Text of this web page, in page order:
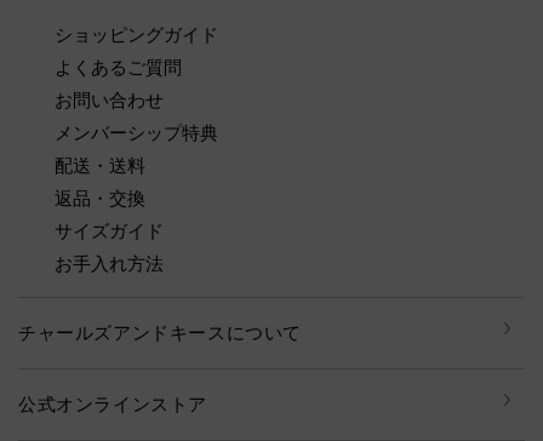
ショッピングガイド
よくあるご質問
お問い合わせ
メンバーシップ特典
配送・送料
返品・交換
サイズガイド
お手入れ方法
チャールズアンドキースについて
公式オンラインストア